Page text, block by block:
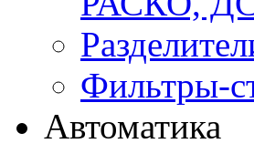
Фильтры-
Автоматика